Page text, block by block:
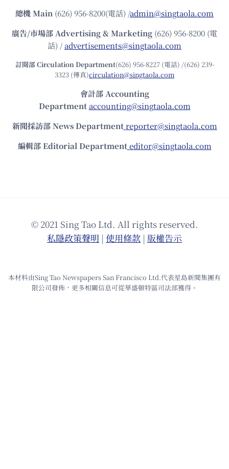
總機Main (626) 956-8200(電話) /admin@singtaola.com
廣告/市場部Advertising & Marketing (626) 956-8200 (電
話) /advertisements@singtaola.com
訂閱部 Circulation Department(626) 956-8227 (電話) /(626) 239-
3323 (傳真)circulation@singtaola.com
會計部 Accounting
Department accounting@singtaola.com
新聞採訪部 News Department reporter@singtaola.com
編輯部 Editorial Department editor@singtaola.com
© 2021 Sing Tao Ltd. All rights reserved.
私隱政策聲明 | 使⽤條款 | 版權告⽰
本材料由Sing Tao Newspapers San Francisco Ltd.代表星島新聞集團有
限公司發佈，更多相關信息可從華盛頓特區司法部獲得。